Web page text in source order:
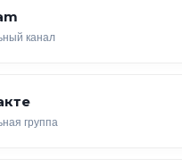
канал
группа